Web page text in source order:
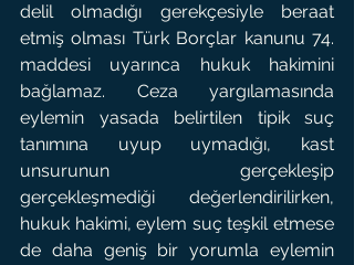
delil olmadığı gerekçesiyle beraat
etmiş olması Türk Borçlar kanunu 74.
maddesi uyarınca hukuk hakimini
bağlamaz. Ceza yargılamasında
eylemin yasada belirtilen tipik suç
tanımına uyup uymadığı, kast
unsurunun gerçekleşip
gerçekleşmediği değerlendirilirken,
hukuk hakimi, eylem suç teşkil etmese
de daha geniş bir yorumla eylemin